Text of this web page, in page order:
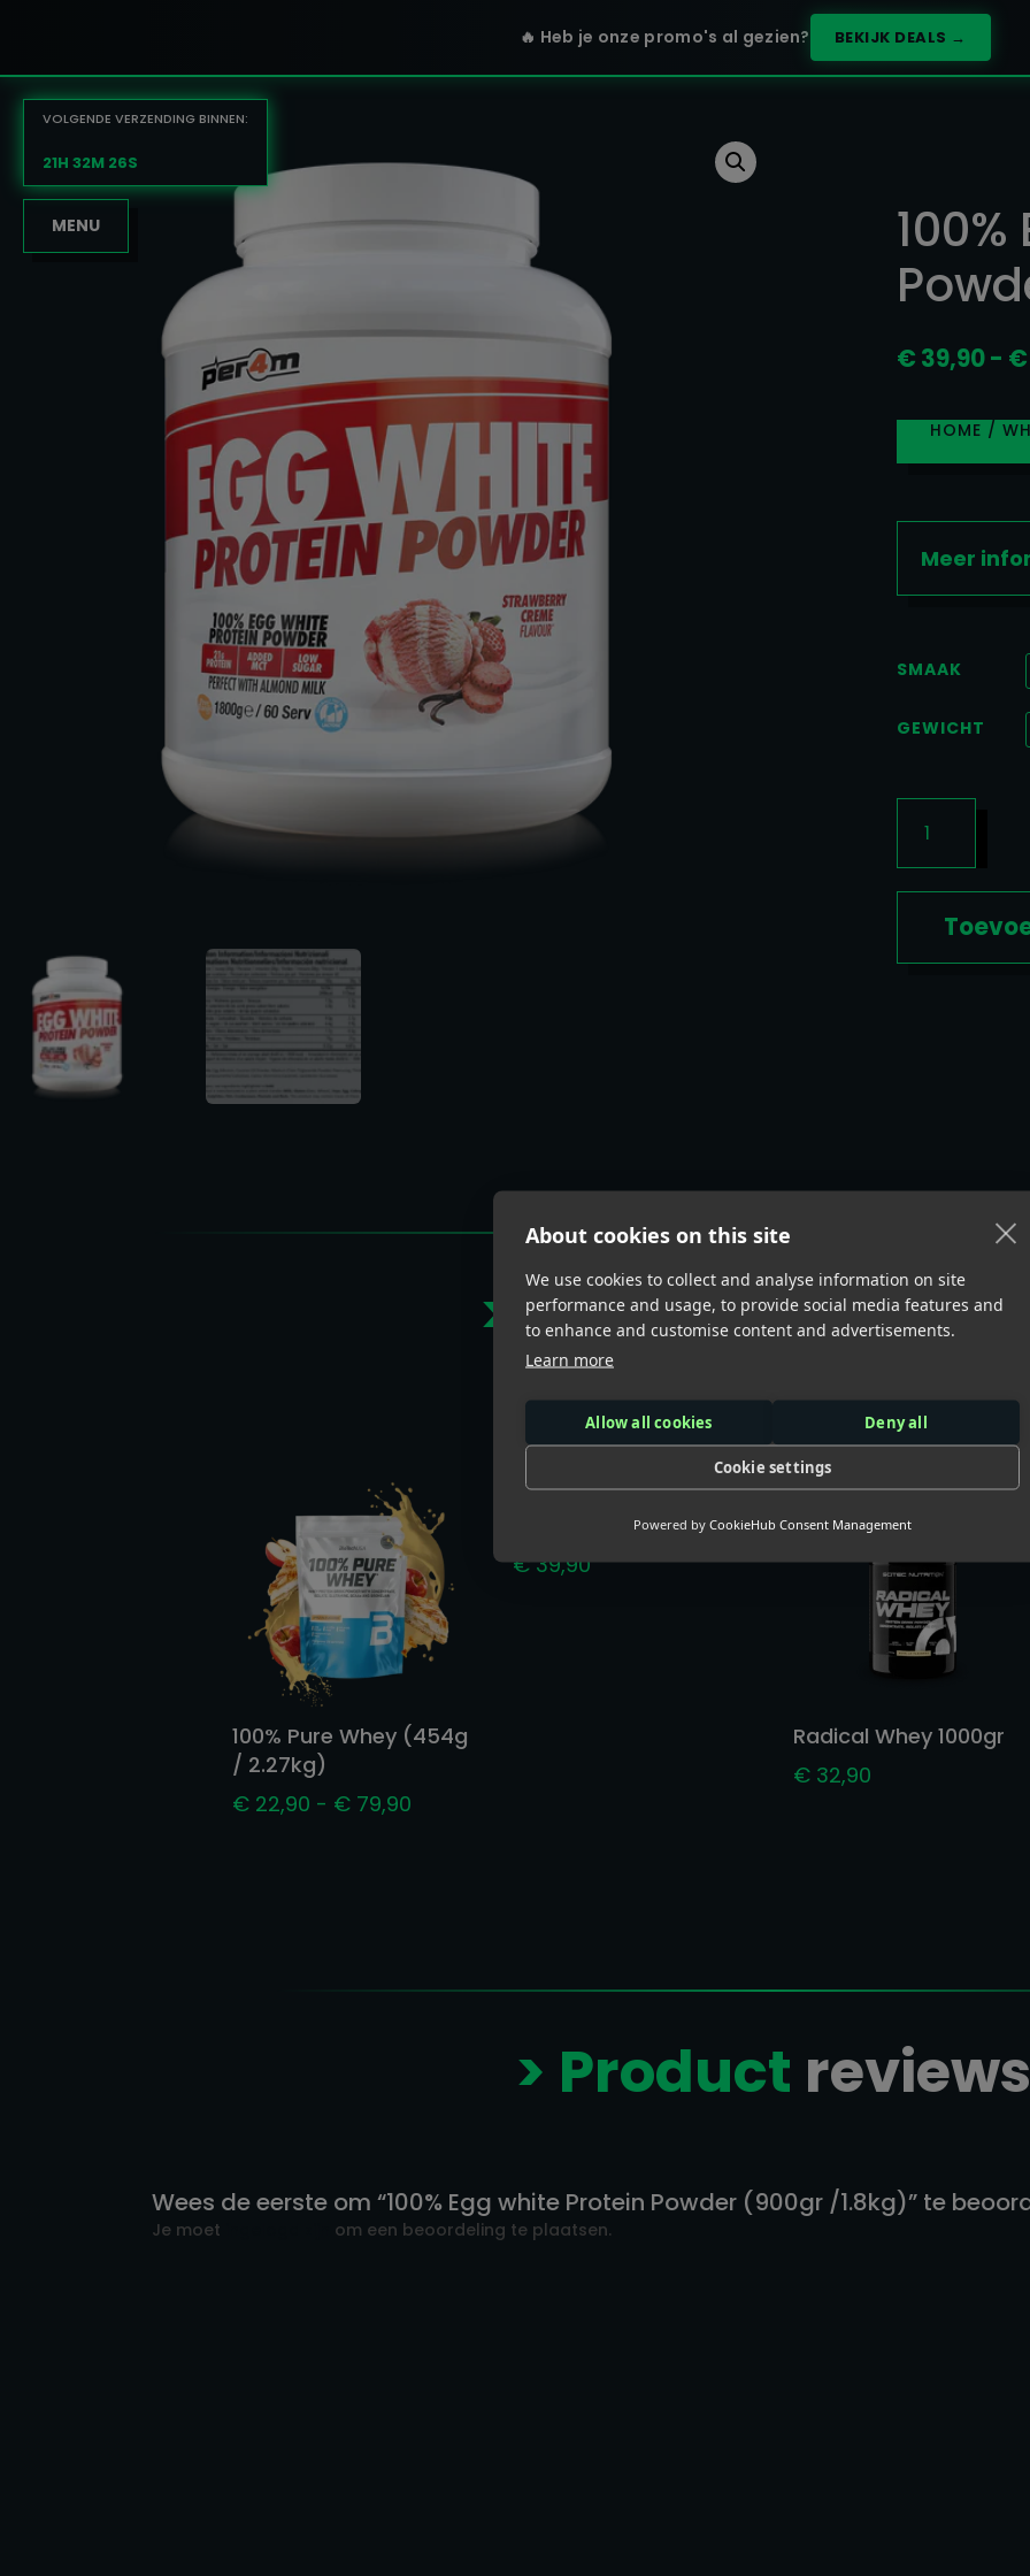
🔥 Heb je onze promo's al gezien? BEKIJK DEALS →
VOLGENDE VERZENDING BINNEN:
21H 32M 26S
MENU
€ 39,90- €
HOME /
Meer
SMAAK
GEWICHT
EGG
WHITE
PROTEIN
POWDER
(900GR
/1.8KG)
> Misschien voor
Gerelateerde producten
100% Pure Whey (454g
/ 2.27kg)
€22,90 - €79,90Prijsklasse:
Whey Protein 1000gr
€39,90
Radical Whey 1000gr
€32,90
> Product reviews
Wees de eerste om “100% Egg white Protein Powder (900gr /1.8kg)” te
Je moet om een beoordeling te plaatsen.
About cookies on this site
We use cookies to collect and analyse information on site
performance and usage, to provide social media features and
to enhance and customise content and advertisements.
Learn more
Allow all cookies Deny all
Cookie settings
Powered by CookieHub Consent Management